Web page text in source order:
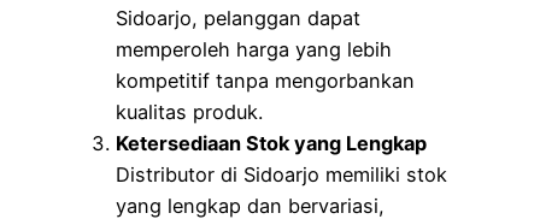
Sidoarjo, pelanggan dapat
memperoleh harga yang lebih
kompetitif tanpa mengorbankan
kualitas produk.
Ketersediaan Stok yang Lengkap
Distributor di Sidoarjo memiliki stok
yang lengkap dan bervariasi,